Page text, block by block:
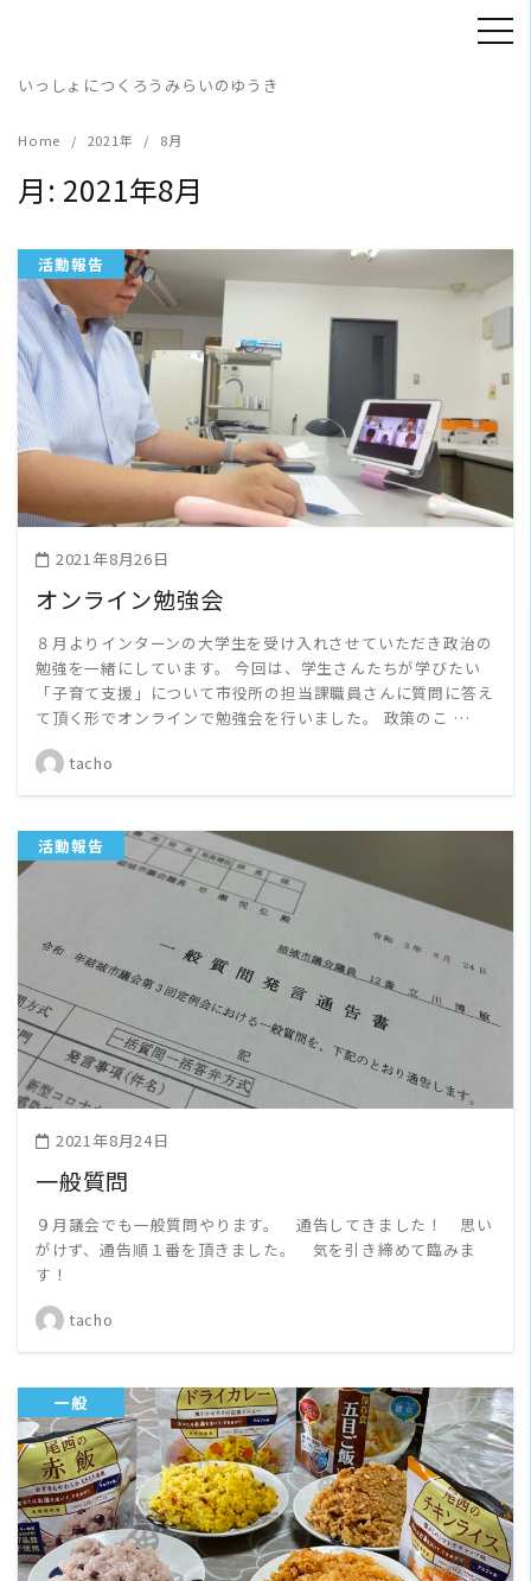
content
いっしょにつくろうみらいのゆうき
Home 2021年 8月
月: 2021年8月
活動報告
READ MORE
2021年8月26日
オンライン勉強会
８月よりインターンの大学生を受け入れさせていただき政治の
勉強を一緒にしています。 今回は、学生さんたちが学びたい
「子育て支援」について市役所の担当課職員さんに質問に答え
て頂く形でオンラインで勉強会を行いました。 政策のこ …
tacho
活動報告
READ MORE
2021年8月24日
一般質問
９月議会でも一般質問やります。 通告してきました！ 思い
がけず、通告順１番を頂きました。 気を引き締めて臨みま
す！
tacho
一般
READ MORE